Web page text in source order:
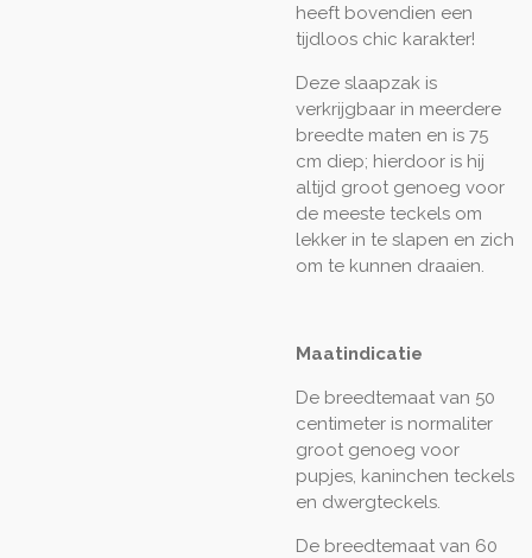
heeft bovendien een
tijdloos chic karakter!
Deze slaapzak is
verkrijgbaar in meerdere
breedte maten en is 75
cm diep; hierdoor is hij
altijd groot genoeg voor
de meeste teckels om
lekker in te slapen en zich
om te kunnen draaien.
Maatindicatie
De breedtemaat van 50
centimeter is normaliter
groot genoeg voor
pupjes, kaninchen teckels
en dwergteckels.
De breedtemaat van 60